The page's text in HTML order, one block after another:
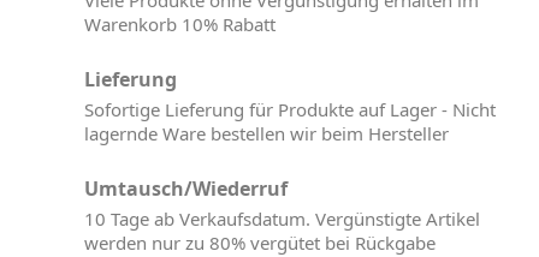
Warenkorb 10% Rabatt
Lieferung
Sofortige Lieferung für Produkte auf Lager - Nicht
lagernde Ware bestellen wir beim Hersteller
Umtausch/Wiederruf
10 Tage ab Verkaufsdatum. Vergünstigte Artikel
werden nur zu 80% vergütet bei Rückgabe